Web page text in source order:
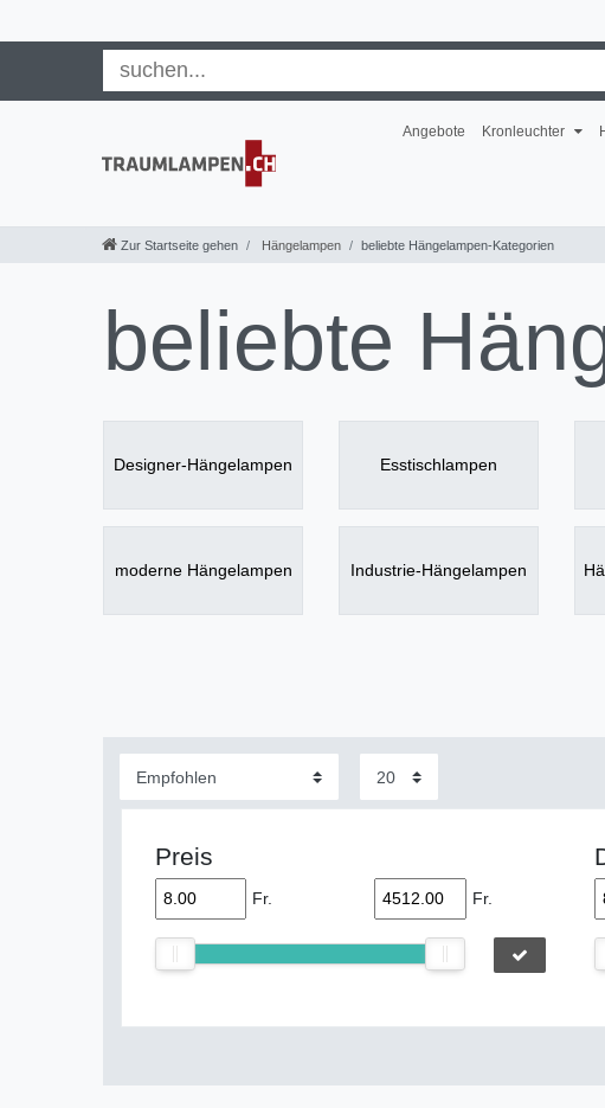
Angebote Kronleuchter
Zur Startseite gehen Hängelampen beliebte Hängelampen-Kategorien
beliebte
Designer-Hängelampen Esstischlampen
moderne Hängelampen Industrie-Hängelampen
Preis
Fr. Fr.